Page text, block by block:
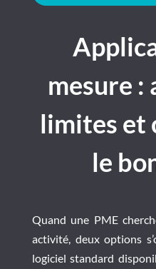
mesure :
limites et
le
Quand une PME
activité, deux options
logiciel standard